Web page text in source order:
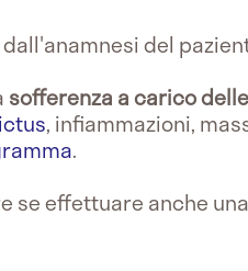
del
sofferenza a carico
ictus, infiammazioni,
.
se effettuare anche una